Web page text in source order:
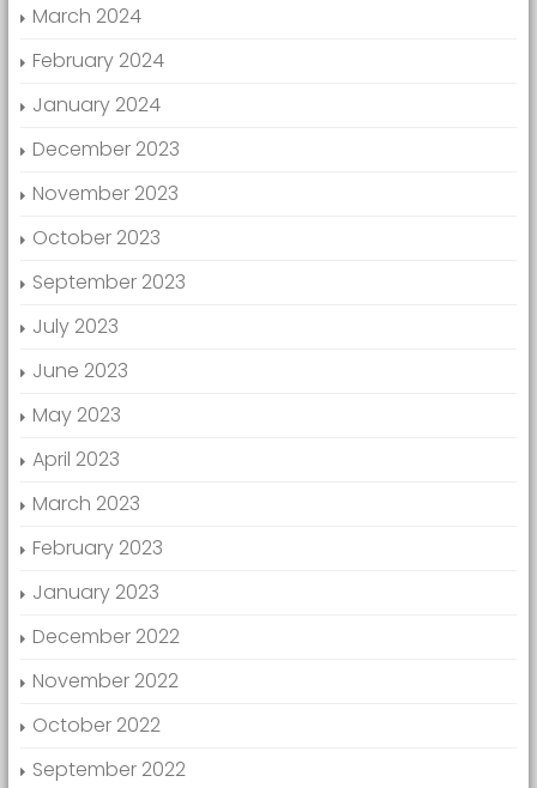
March 2024
February 2024
January 2024
December 2023
November 2023
October 2023
September 2023
July 2023
June 2023
May 2023
April 2023
March 2023
February 2023
January 2023
December 2022
November 2022
October 2022
September 2022